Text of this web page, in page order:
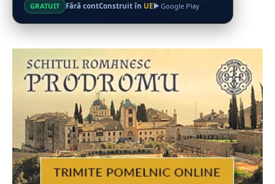
GRATUIT Fără contConstruit în UE Google Play